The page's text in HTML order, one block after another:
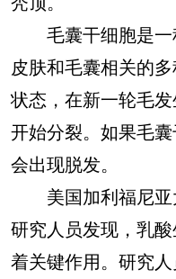
毛囊干细胞是一
皮肤和毛囊相关的
状态，在新一轮毛
开始分裂。如果毛
会出现脱发。
美国加利福尼亚
研究人员发现，乳
着关键作用。研究